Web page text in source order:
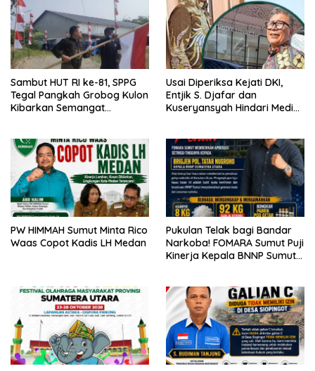
Sambut HUT RI ke-81, SPPG
Tegal Pangkah Grobog Kulon
Kibarkan Semangat
Usai Diperiksa Kejati DKI,
Entjik S. Djafar dan
Kuseryansyah Hindari Media,
PW HIMMAH Sumut Minta Rico
Waas Copot Kadis LH Medan
Pukulan Telak bagi Bandar
Narkoba! FOMARA Sumut Puji
Kinerja Kepala BNNP Sumut